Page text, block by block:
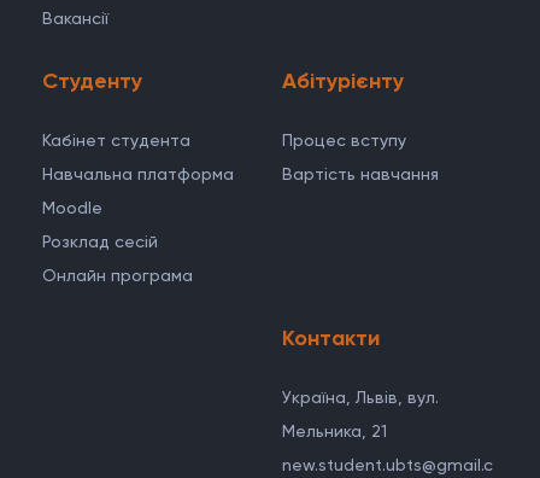
Вакансії
Студенту
Кабінет студента
Навчальна платформа
Moodle
Розклад сесій
Онлайн програма
Абітурієнту
Процес вступу
Вартість навчання
Контакти
Україна, Львів, вул.
Мельника, 21
new.student.ubts@gmail.c